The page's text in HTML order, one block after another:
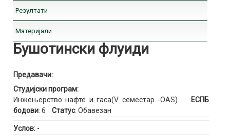
Резултати
Материјали
Бушотински флуиди
Предавачи:
Студијски програм:
Инжењерство нафте и гаса(V семестар -OAS)
ЕСПБ
бодови: 6 Статус: Обавезан
Услов: -